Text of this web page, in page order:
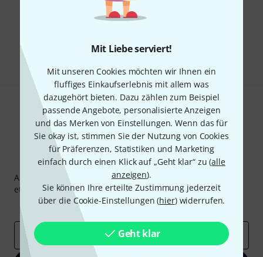
Mit Liebe serviert!
Mit unseren Cookies möchten wir Ihnen ein
fluffiges Einkaufserlebnis mit allem was
dazugehört bieten. Dazu zählen zum Beispiel
passende Angebote, personalisierte Anzeigen
und das Merken von Einstellungen. Wenn das für
Sie okay ist, stimmen Sie der Nutzung von Cookies
für Präferenzen, Statistiken und Marketing
einfach durch einen Klick auf „Geht klar“ zu (alle
anzeigen).
Sie können Ihre erteilte Zustimmung jederzeit
über die Cookie-Einstellungen (hier) widerrufen.
Geht klar
Gefällt Ihnen, was Sie sehen?
Teilen Hilfe & Feedback
Thomann Newsletter
Abonniere den Thomann Newsletter und gewinne mit
etwas Glück einen von 50 Gutscheinenüber jeweils50€
Inspirierende Beiträge
Deals Thomann Insights
E-Mail-Adresse